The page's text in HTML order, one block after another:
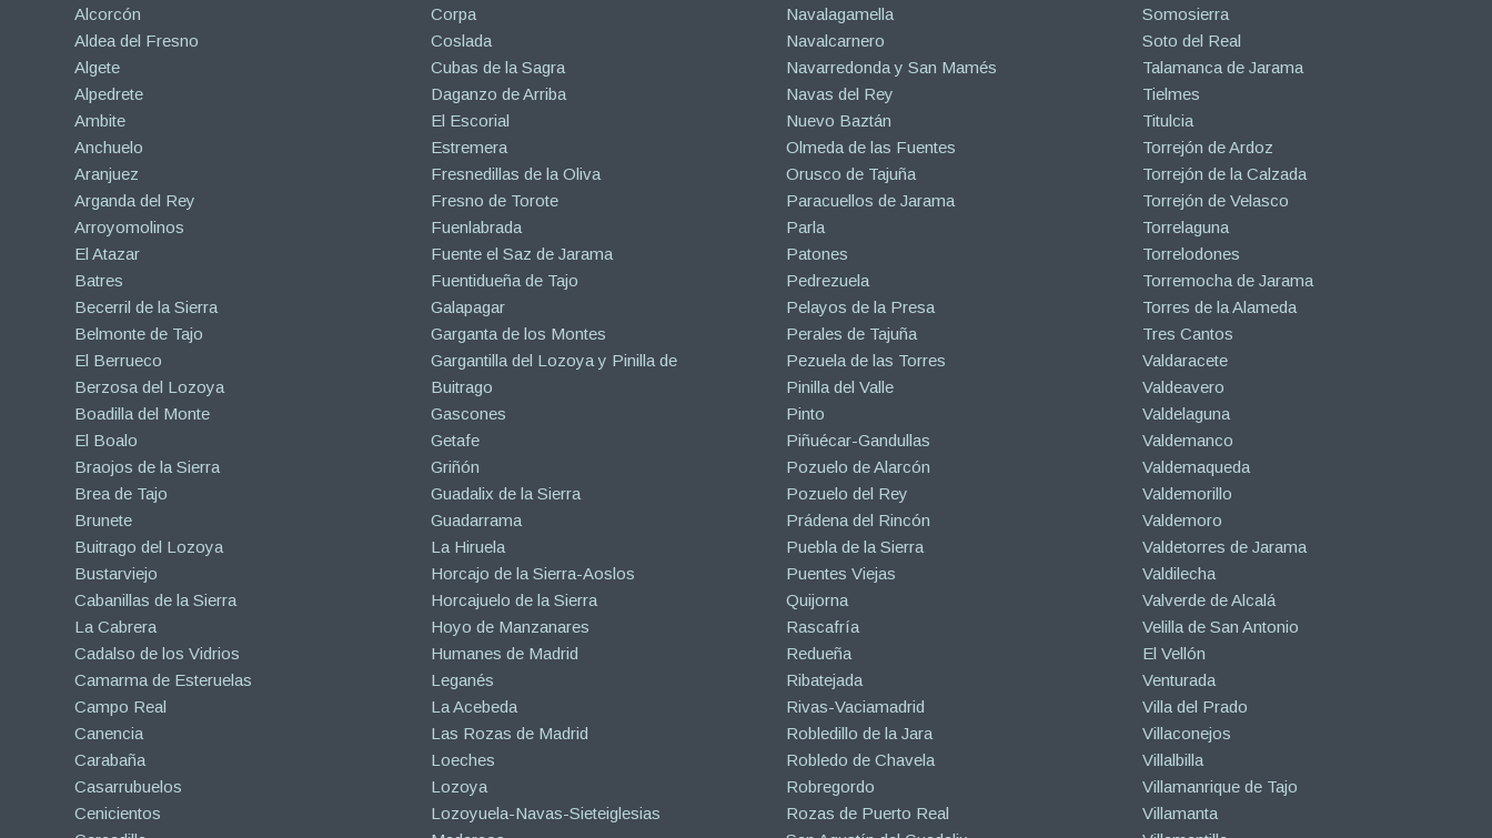
Alcorcón
Aldea del Fresno
Algete
Alpedrete
Ambite
Anchuelo
Aranjuez
Arganda del Rey
Arroyomolinos
El Atazar
Batres
Becerril de la Sierra
Belmonte de Tajo
El Berrueco
Berzosa del Lozoya
Boadilla del Monte
El Boalo
Braojos de la Sierra
Brea de Tajo
Brunete
Buitrago del Lozoya
Bustarviejo
Cabanillas de la Sierra
La Cabrera
Cadalso de los Vidrios
Camarma de Esteruelas
Campo Real
Canencia
Carabaña
Casarrubuelos
Cenicientos
Corpa
Coslada
Cubas de la Sagra
Daganzo de Arriba
El Escorial
Estremera
Fresnedillas de la Oliva
Fresno de Torote
Fuenlabrada
Fuente el Saz de Jarama
Fuentidueña de Tajo
Galapagar
Garganta de los Montes
Gargantilla del Lozoya y Pinilla de
Buitrago
Gascones
Getafe
Griñón
Guadalix de la Sierra
Guadarrama
La Hiruela
Horcajo de la Sierra-Aoslos
Horcajuelo de la Sierra
Hoyo de Manzanares
Humanes de Madrid
Leganés
La Acebeda
Las Rozas de Madrid
Loeches
Lozoya
Lozoyuela-Navas-Sieteiglesias
Navalagamella
Navalcarnero
Navarredonda y San Mamés
Navas del Rey
Nuevo Baztán
Olmeda de las Fuentes
Orusco de Tajuña
Paracuellos de Jarama
Parla
Patones
Pedrezuela
Pelayos de la Presa
Perales de Tajuña
Pezuela de las Torres
Pinilla del Valle
Pinto
Piñuécar-Gandullas
Pozuelo de Alarcón
Pozuelo del Rey
Prádena del Rincón
Puebla de la Sierra
Puentes Viejas
Quijorna
Rascafría
Redueña
Ribatejada
Rivas-Vaciamadrid
Robledillo de la Jara
Robledo de Chavela
Robregordo
Rozas de Puerto Real
Somosierra
Soto del Real
Talamanca de Jarama
Tielmes
Titulcia
Torrejón de Ardoz
Torrejón de la Calzada
Torrejón de Velasco
Torrelaguna
Torrelodones
Torremocha de Jarama
Torres de la Alameda
Tres Cantos
Valdaracete
Valdeavero
Valdelaguna
Valdemanco
Valdemaqueda
Valdemorillo
Valdemoro
Valdetorres de Jarama
Valdilecha
Valverde de Alcalá
Velilla de San Antonio
El Vellón
Venturada
Villa del Prado
Villaconejos
Villalbilla
Villamanrique de Tajo
Villamanta